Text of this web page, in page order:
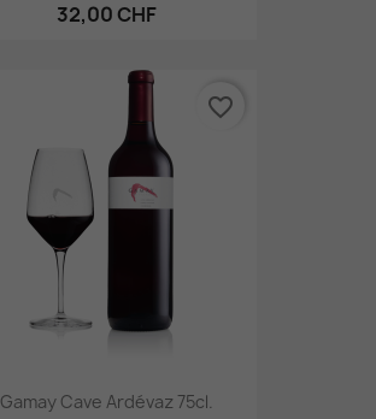
32,00 CHF
Gamay Cave Ardévaz 75cl.
favorite_border